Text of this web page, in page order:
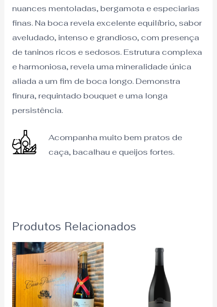
nuances mentoladas, bergamota e especiarias
finas. Na boca revela excelente equilíbrio, sabor
aveludado, intenso e grandioso, com presença
de taninos ricos e sedosos. Estrutura complexa
e harmoniosa, revela uma mineralidade única
aliada a um fim de boca longo. Demonstra
finura, requintado bouquet e uma longa
persistência.
Acompanha muito bem pratos de
caça, bacalhau e queijos fortes.
Produtos Relacionados